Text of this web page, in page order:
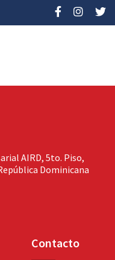
AIRD, 5to. Piso,
Dominicana
Contacto